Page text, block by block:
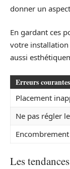
donner un
En gardant ces
votre
aussi
Erreurs courantes
Placement
Ne pas régler
Les